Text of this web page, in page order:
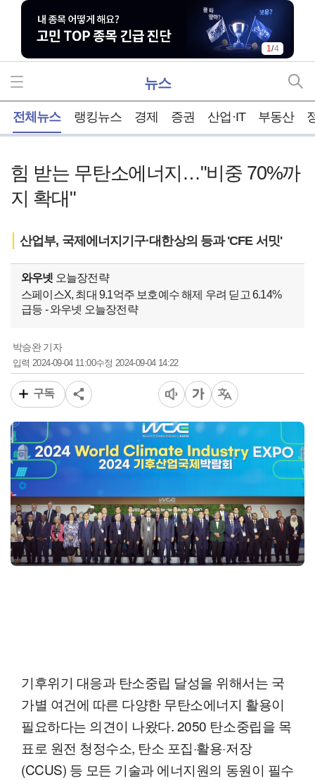
2/4
뉴스
전체뉴스 랭킹뉴스 경제 증권 산업·IT 부동산
힘 받는 무탄소에너지…"비중 70%까
지 확대"
산업부, 국제에너지기구·대한상의 등과 'CFE 서밋'
와우넷 오늘장전략
스페이스X, 최대 9.1억주 보호예수 해제 우려 딛고 6.14%
급등 - 와우넷 오늘장전략
박승완 기자
입력 2024-09-04 11:00수정 2024-09-04 14:22
구독
기후위기 대응과 탄소중립 달성을 위해서는 국
가별 여건에 따른 다양한 무탄소에너지 활용이
필요하다는 의견이 나왔다. 2050 탄소중립을 목
표로 원전 청정수소, 탄소 포집·활용·저장
(CCUS) 등 모든 기술과 에너지원의 동원이 필수